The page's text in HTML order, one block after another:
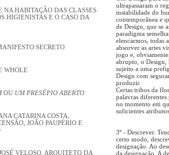
NA HABITAÇÃO DAS CLASSES
HIGIENISTAS E O CASO DA
SECRETO
WHOLE
OU UM PRESÉPIO ABERTO
CATARINA COSTA,
JOÃO PAUPÉRIO E
VELOSO, ARQUITETO DA
ultrapassaram o
instabilidade do
contemporânea e
de Design, que se
paradigma
elencarmos, todas
absorver as artes
jogo e,
abrupto, o
sujeito a uma
Design com
produzir.
Certas tribos da
palavras
no momento em
suficientes
3º - Descrever.
certo modo,
designação. Ao
da designação. A